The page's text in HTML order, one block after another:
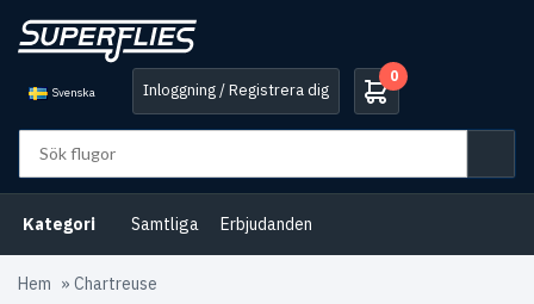
Svenska Inloggning / Registrera dig
0
Kategori Samtliga Erbjudanden
Hem » Chartreuse